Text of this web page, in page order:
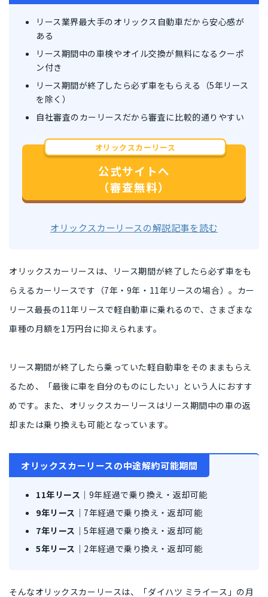
リース業界最大手のオリックス自動車だから安心感が
ある
リース期間中の車検やオイル交換が無料になるクーポ
ン付き
リース期間が終了したら必ず車をもらえる（5年リース
を除く）
自社審査のカーリースだから審査に比較的通りやすい
オリックスカーリース
公式サイトへ
（審査無料）
オリックスカーリースの解説記事を読む
オリックスカーリースは、
リース期間が終了したら必ず車をも
らえるカーリースです（7年・9年・11年リースの場合）。 カー
リース最長の11年リース で軽自動車に乗れるので、 さまざまな
車種の月額を1万円台に抑えられます。
リース期間が終了したら乗っていた軽自動車をそのままもらえ
る ため、 「最後に車を自分のものにしたい」という人 におすす
めです。また、オリックスカーリースはリース期間中の車の返
却または乗り換えも可能となっています。
オリックスカーリースの中途解約可能期間
11年 リース ｜ 9年経過で乗り換え・返却可能
9年リース ｜ 7年経過で乗り換え・返却可能
7年リース ｜5年経過で乗り換え・返却可能
5年リース｜ 2年経過で乗り換え・返却可能
そんなオリックスカーリースは、 「ダイハツ ミライース」の月